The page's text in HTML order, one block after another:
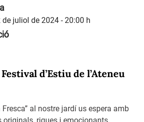
juliol de 2024 - 20:00 h
d’Estiu de l’Ateneu
al nostre jardí us espera amb